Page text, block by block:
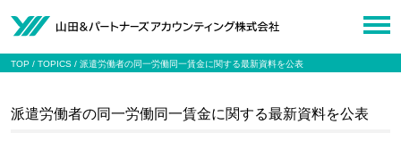
TOP TOPICS 派遣労働者の同一労働同一賃金に関する最新資料を公表
派遣労働者の同一労働同一賃金に関する最新資料を公表